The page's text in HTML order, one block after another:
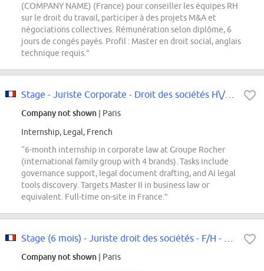
(COMPANY NAME) (France) pour conseiller les équipes RH
sur le droit du travail, participer à des projets M&A et
négociations collectives. Rémunération selon diplôme, 6
jours de congés payés. Profil : Master en droit social, anglais
technique requis.”
Stage - Juriste Corporate - Droit des sociétés H\/F\/X
Company not shown | Paris
Internship, Legal, French
“6-month internship in corporate law at Groupe Rocher
(international family group with 4 brands). Tasks include
governance support, legal document drafting, and AI legal
tools discovery. Targets Master II in business law or
equivalent. Full-time on-site in France.”
Company not shown | Paris